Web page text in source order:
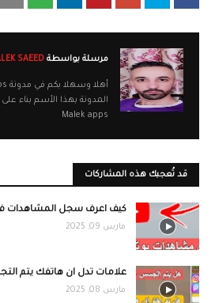
مرسلة بواسطة
المدونة بهذا الأسم بناء
Malek apps
قد تُعجبك هذه المشاركات
كيف اعرف سجل المشاهدات
مارس 09, 2025
علامات تدل ان هاتفك يتم
مارس 08, 2025